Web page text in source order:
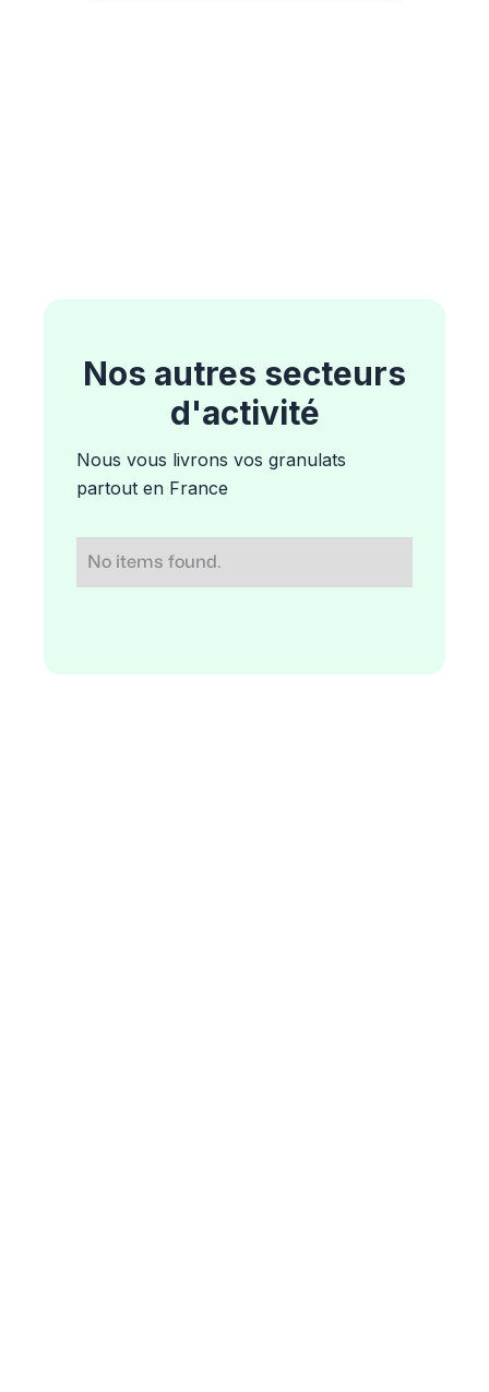
Nos autres secteurs
d'activité
Nous vous livrons vos granulats
partout en France
No items found.